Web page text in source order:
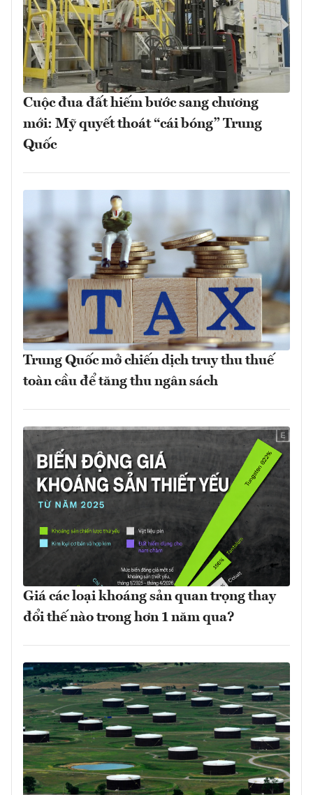
Cuộc đua đất hiếm bước sang chương
mới: Mỹ quyết thoát “cái bóng” Trung
Quốc
Trung Quốc mở chiến dịch truy thu thuế
toàn cầu để tăng thu ngân sách
Giá các loại khoáng sản quan trọng thay
đổi thế nào trong hơn 1 năm qua?